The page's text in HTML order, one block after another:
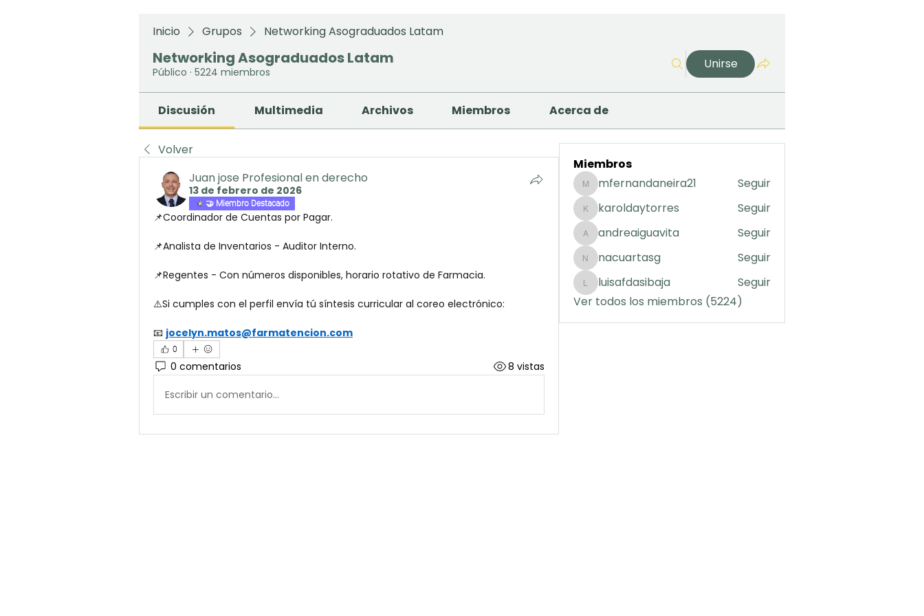
Inicio Grupos Networking Asograduados Latam
Networking Asograduados Latam
Público · 5224 miembros
Unirse
Discusión Multimedia Archivos Miembros Acerca de
Volver
Juan jose Profesional en derecho
13 de febrero de 2026
🤝 Miembro Destacado
📌Coordinador de Cuentas por Pagar.
📌Analista de Inventarios - Auditor Interno.
📌Regentes - Con números disponibles, horario rotativo de Farmacia.
⚠️Si cumples con el perfil envía tú síntesis curricular al coreo electrónico:
📧 jocelyn.matos@farmatencion.com
0
0 comentarios 8 vistas
Escribir un comentario...
Miembros
mfernandaneira21
mfernandaneira21 Seguir
karoldaytorres
karoldaytorres Seguir
andreaiguavita
andreaiguavita Seguir
nacuartasg
nacuartasg Seguir
luisafdasibaja
luisafdasibaja
Seguir
Ver todos los miembros (5224)